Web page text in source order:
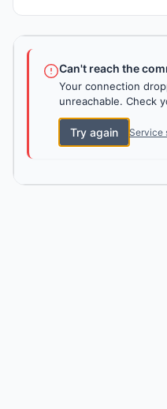
Can't reach the
Your connection
unreachable. Check
Try again Service